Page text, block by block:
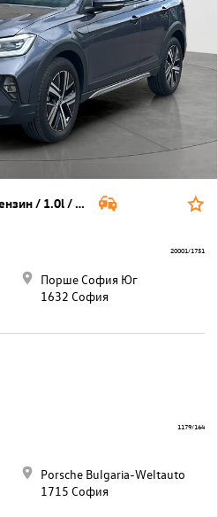
VW Taigo Style 1.0 TSI OPF бензин / 1.0l / 81кВт/ 110к.с / 7DSG
Порше София Юг
1632 София
20001/1751
Porsche Bulgaria-Weltauto
1715 София
1179/164